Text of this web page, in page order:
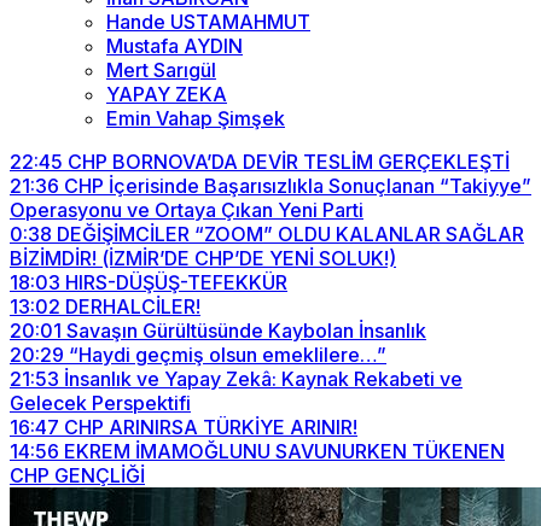
Hande USTAMAHMUT
Mustafa AYDIN
Mert Sarıgül
YAPAY ZEKA
Emin Vahap Şimşek
22:45 CHP BORNOVA’DA DEVİR TESLİM GERÇEKLEŞTİ
21:36 CHP İçerisinde Başarısızlıkla Sonuçlanan “Takiyye”
Operasyonu ve Ortaya Çıkan Yeni Parti
0:38 DEĞİŞİMCİLER “ZOOM” OLDU KALANLAR SAĞLAR
BİZİMDİR! (İZMİR’DE CHP’DE YENİ SOLUK!)
18:03 HIRS-DÜŞÜŞ-TEFEKKÜR
13:02 DERHALCİLER!
20:01 Savaşın Gürültüsünde Kaybolan İnsanlık
20:29 “Haydi geçmiş olsun emeklilere…”
21:53 İnsanlık ve Yapay Zekâ: Kaynak Rekabeti ve
Gelecek Perspektifi
16:47 CHP ARINIRSA TÜRKİYE ARINIR!
14:56 EKREM İMAMOĞLUNU SAVUNURKEN TÜKENEN
CHP GENÇLİĞİ